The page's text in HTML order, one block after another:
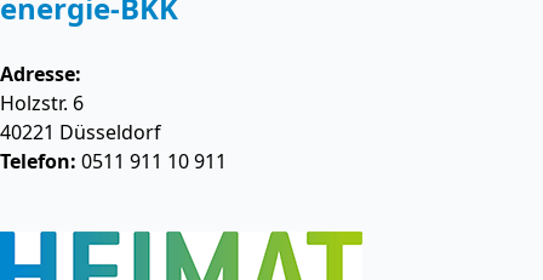
Adresse:
Holzstr. 6
40221 Düsseldorf
Telefon: 0511 911 10 911